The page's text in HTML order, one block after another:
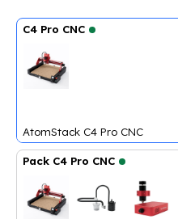
C4 Pro CNC
AtomStack C4 Pro CNC
Pack C4 Pro CNC
AtomStack C4 Pro CNC+Kit